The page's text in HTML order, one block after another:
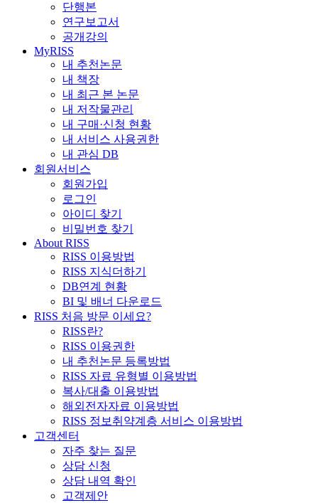
단행본
연구보고서
공개강의
MyRISS
내 추천논문
내 책장
내 최근 본 논문
내 저작물관리
내 구매·신청 현황
내 서비스 사용권한
내 관심 DB
회원서비스
회원가입
로그인
아이디 찾기
비밀번호 찾기
About RISS
RISS 이용방법
RISS 지식더하기
DB연계 현황
BI 및 배너 다운로드
RISS 처음 방문 이세요?
RISS란?
RISS 이용권한
내 추천논문 등록방법
RISS 자료 유형별 이용방법
복사/대출 이용방법
해외전자자료 이용방법
RISS 정보취약계층 서비스 이용방법
고객센터
자주 찾는 질문
상담 신청
상담 내역 확인
고객제안